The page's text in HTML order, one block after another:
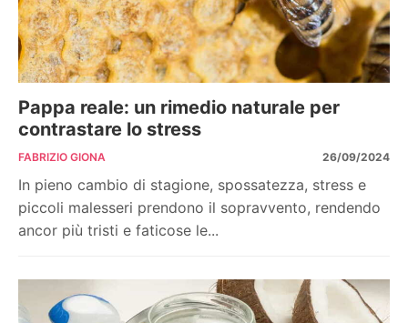
Pappa reale: un rimedio naturale per
contrastare lo stress
FABRIZIO GIONA 26/09/2024
In pieno cambio di stagione, spossatezza, stress e
piccoli malesseri prendono il sopravvento, rendendo
ancor più tristi e faticose le...